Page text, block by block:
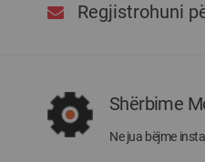
Regjistrohuni
Shërbime
Ne jua bëjme